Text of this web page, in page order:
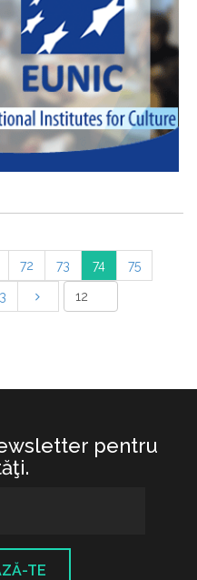
72 73 74 75
pentru
TE